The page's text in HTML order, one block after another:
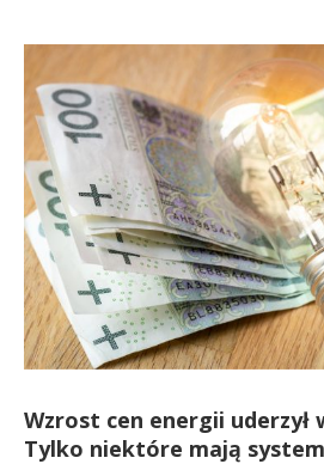
Wzrost cen energii uderzył
Tylko niektóre mają